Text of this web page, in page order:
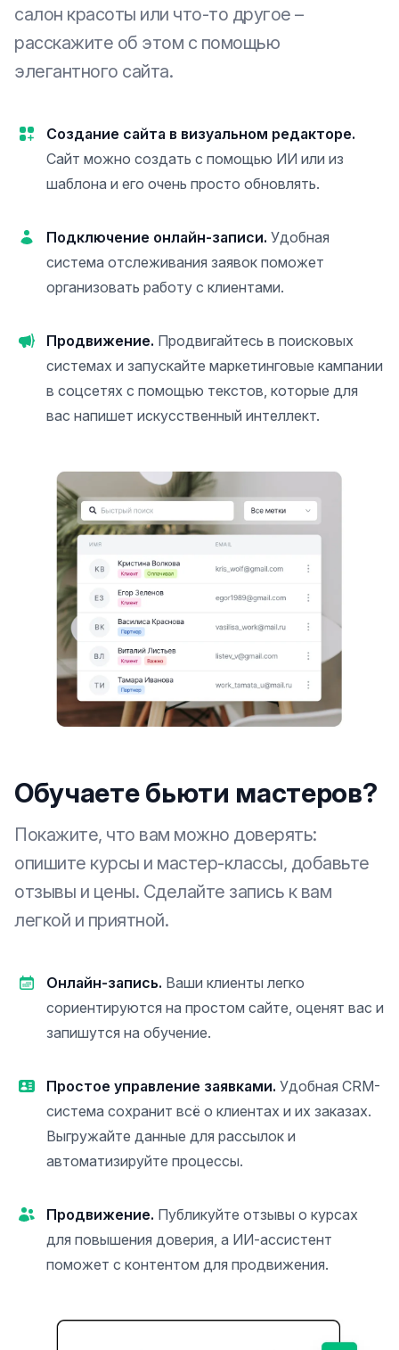
салон красоты или что-то другое –
расскажите об этом с помощью
элегантного сайта.
Создание сайта в визуальном редакторе.
Сайт можно создать с помощью ИИ или из
шаблона и его очень просто обновлять.
Подключение онлайн-записи. Удобная
система отслеживания заявок поможет
организовать работу с клиентами.
Продвижение. Продвигайтесь в поисковых
системах и запускайте маркетинговые кампании
в соцсетях с помощью текстов, которые для
вас напишет искусственный интеллект.
Обучаете бьюти мастеров?
Покажите, что вам можно доверять:
опишите курсы и мастер-классы, добавьте
отзывы и цены. Сделайте запись к вам
легкой и приятной.
Онлайн-запись. Ваши клиенты легко
сориентируются на простом сайте, оценят вас и
запишутся на обучение.
Простое управление заявками. Удобная CRM-
система сохранит всё о клиентах и их заказах.
Выгружайте данные для рассылок и
автоматизируйте процессы.
Продвижение. Публикуйте отзывы о курсах
для повышения доверия, а ИИ-ассистент
поможет с контентом для продвижения.